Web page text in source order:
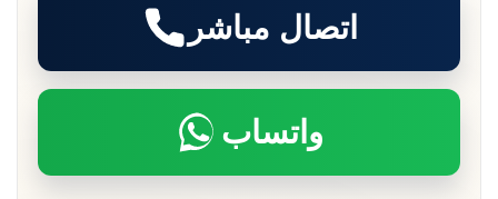
اتصال مباشر
واتساب